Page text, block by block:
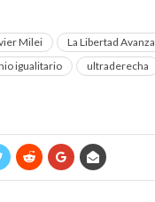
Milei
La Libertad Avanza
igualitario
ultraderecha